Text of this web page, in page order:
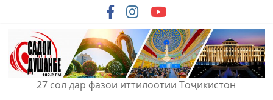
content
27 сол дар фазои иттилоотии Тоҷикистон